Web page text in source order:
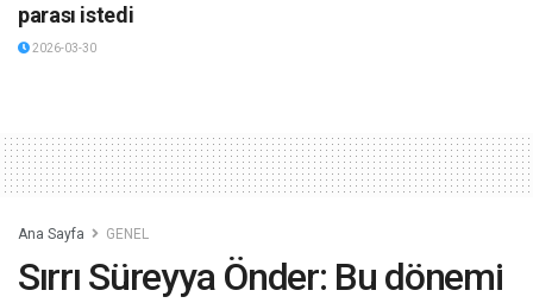
parası istedi
2026-03-30
Ana Sayfa GENEL
Sırrı Süreyya Önder: Bu dönemi